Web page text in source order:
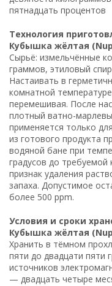
пятнадцать процентов
Технология
Кубышка жёлтая
Сырьё: измельчённые
граммов, этиловый
Настаивать в
комнатной
перемешивая. После
плотный ватно-
применяется только
из готового продукта
водяной бане при
градусов до
признак удаления
запаха. Допустимое
более 500 ppm.
Условия и сроки
Кубышка жёлтая
Хранить в тёмном
пяти до двадцати пяти
источников
— двадцать четыре